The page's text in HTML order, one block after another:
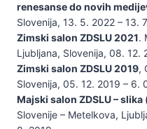
renesanse do novih
Slovenija, 13. 5. 2022 – 13.
Zimski salon ZDSLU 2021.
Ljubljana, Slovenija, 08. 12.
Zimski salon ZDSLU 2019,
Slovenija, 05. 12. 2019 – 6.
Majski salon ZDSLU –
Slovenije – Metelkova,